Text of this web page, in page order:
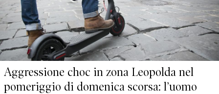
Aggressione choc in zona Leopolda nel
pomeriggio di domenica scorsa: l’uomo